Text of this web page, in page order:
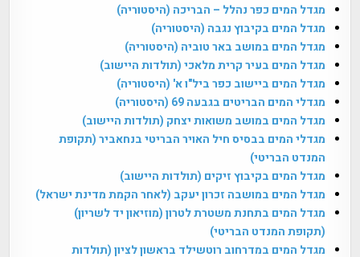
מגדל המים כפר נהלל – הבריכה (היסטוריה)
מגדל המים בקיבוץ נגבה (היסטוריה)
מגדל המים במושב באר טוביה (היסטוריה)
מגדל המים בעיר קרית מלאכי (תולדות היישוב)
מגדל המים ביישוב כפר ביל"ו א' (היסטוריה)
מגדלי המים הבריטים בגבעה 69 (היסטוריה)
מגדל המים במושב משואות יצחק (תולדות היישוב)
מגדלי המים בבסיס חיל האויר הבריטי בנחאביר (תקופת
המנדט הבריטי)
מגדל המים בקיבוץ זיקים (תולדות היישוב)
מגדל המים במושבה זכרון יעקב (לאחר הקמת מדינת ישראל)
מגדל המים בתחנת משטרת לטרון (מוזיאון יד לשריון)
(תקופת המנדט הבריטי)
מגדל המים במדרחוב רוטשילד בראשון לציון (תולדות